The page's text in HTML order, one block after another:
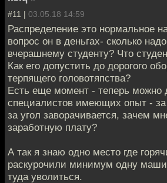
#11 | 03.05.18 14:59
Распределение это нормальное
вопрос он в деньгах- сколько
вчерашнему студенту? Что
Как его допустить до дорогого
терпящего головотяпства?
Есть еще момент - теперь можно
специалистов имеющих опыт -
за угол заворачивается, зачем
заработную плату?
А так я знаю одно место где
раскурочили минимум одну
туда уволиться.